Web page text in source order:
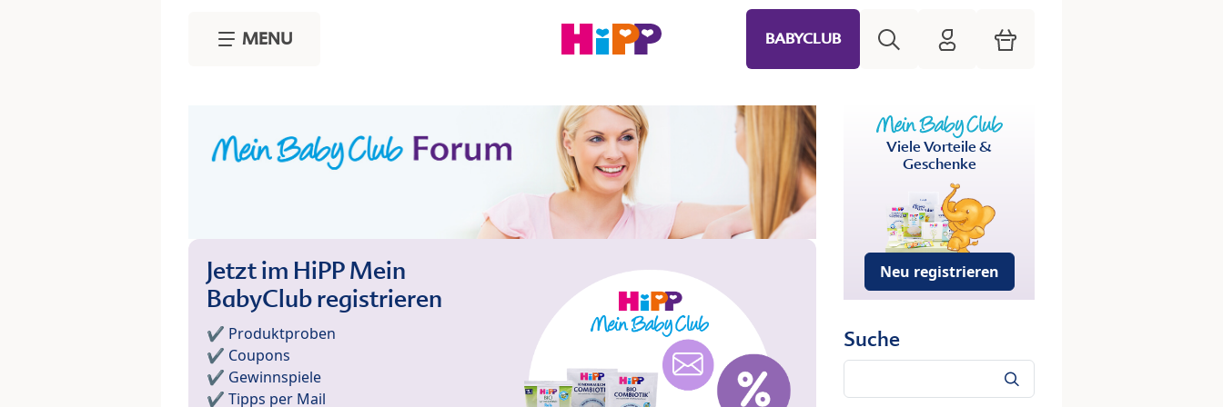
MENU BABYCLUB HiPP Mein Babyclub
Warenkorb
Jetzt im HiPP Mein
BabyClub registrieren
✔️ Produktproben
✔️ Coupons
✔️ Gewinnspiele
✔️ Tipps per Mail
Viele Vorteile &
Geschenke
Neu registrieren
Suche